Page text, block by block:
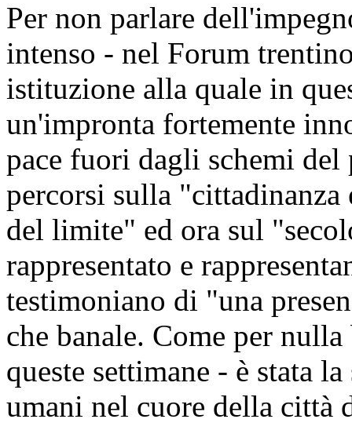
Per non parlare
intenso - nel Forum
istituzione alla quale in
un'impronta fortemente
pace fuori dagli schemi
percorsi sulla
del limite" ed ora sul
rappresentato e
testimoniano di "una
che banale. Come per
queste settimane - è stata
umani nel cuore della città